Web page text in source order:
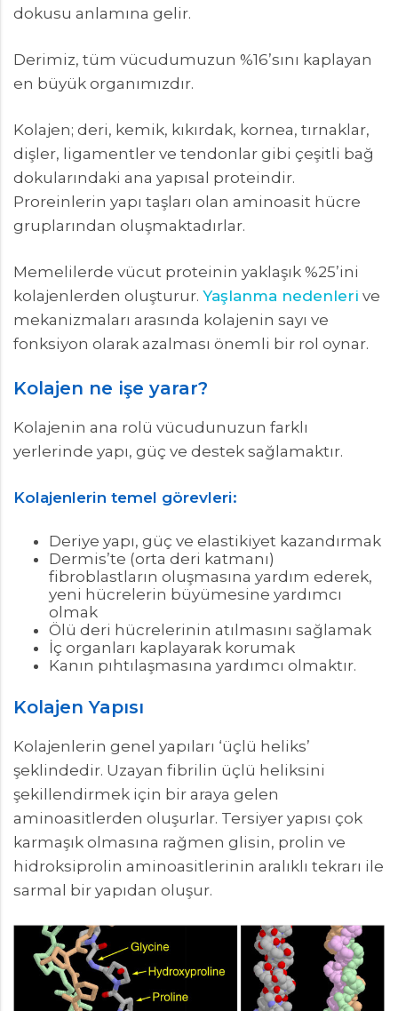
dokusu anlamına gelir.
Derimiz, tüm vücudumuzun %16’sını kaplayan
en büyük organımızdır.
Kolajen; deri, kemik, kıkırdak, kornea, tırnaklar,
dişler, ligamentler ve tendonlar gibi çeşitli bağ
dokularındaki ana yapısal proteindir.
Proreinlerin yapı taşları olan aminoasit hücre
gruplarından oluşmaktadırlar.
Memelilerde vücut proteinin yaklaşık %25’ini
kolajenlerden oluşturur. Yaşlanma nedenleri ve
mekanizmaları arasında kolajenin sayı ve
fonksiyon olarak azalması önemli bir rol oynar.
Kolajen ne işe yarar?
Kolajenin ana rolü vücudunuzun farklı
yerlerinde yapı, güç ve destek sağlamaktır.
Kolajenlerin temel görevleri:
Deriye yapı, güç ve elastikiyet kazandırmak
Dermis’te (orta deri katmanı)
fibroblastların oluşmasına yardım ederek,
yeni hücrelerin büyümesine yardımcı
olmak
Ölü deri hücrelerinin atılmasını sağlamak
İç organları kaplayarak korumak
Kanın pıhtılaşmasına yardımcı olmaktır.
Kolajen Yapısı
Kolajenlerin genel yapıları ‘üçlü heliks’
şeklindedir. Uzayan fibrilin üçlü heliksini
şekillendirmek için bir araya gelen
aminoasitlerden oluşurlar. Tersiyer yapısı çok
karmaşık olmasına rağmen glisin, prolin ve
hidroksiprolin aminoasitlerinin aralıklı tekrarı ile
sarmal bir yapıdan oluşur.